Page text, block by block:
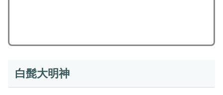
白髭大明神